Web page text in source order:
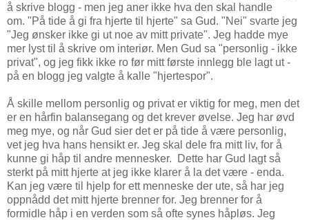
å skrive blogg - men jeg aner ikke hva den skal handle
om. "På tide å gi fra hjerte til hjerte" sa Gud. "Nei" svarte jeg
"Jeg ønsker ikke gi ut noe av mitt private". Jeg hadde mye
mer lyst til å skrive om interiør. Men Gud sa "personlig - ikke
privat", og jeg fikk ikke ro før mitt første innlegg ble lagt ut -
på en blogg jeg valgte å kalle "hjertespor".
Å skille mellom personlig og privat er viktig for meg, men det
er en hårfin balansegang og det krever øvelse. Jeg har øvd
meg mye, og når Gud sier det er på tide å være personlig,
vet jeg hva hans hensikt er. Jeg skal dele fra mitt liv, for å
kunne gi håp til andre mennesker. Dette har Gud lagt så
sterkt på mitt hjerte at jeg ikke klarer å la det være - enda.
Kan jeg være til hjelp for ett menneske der ute, så har jeg
oppnådd det mitt hjerte brenner for. Jeg brenner for å
formidle håp i en verden som så ofte synes håpløs. Jeg